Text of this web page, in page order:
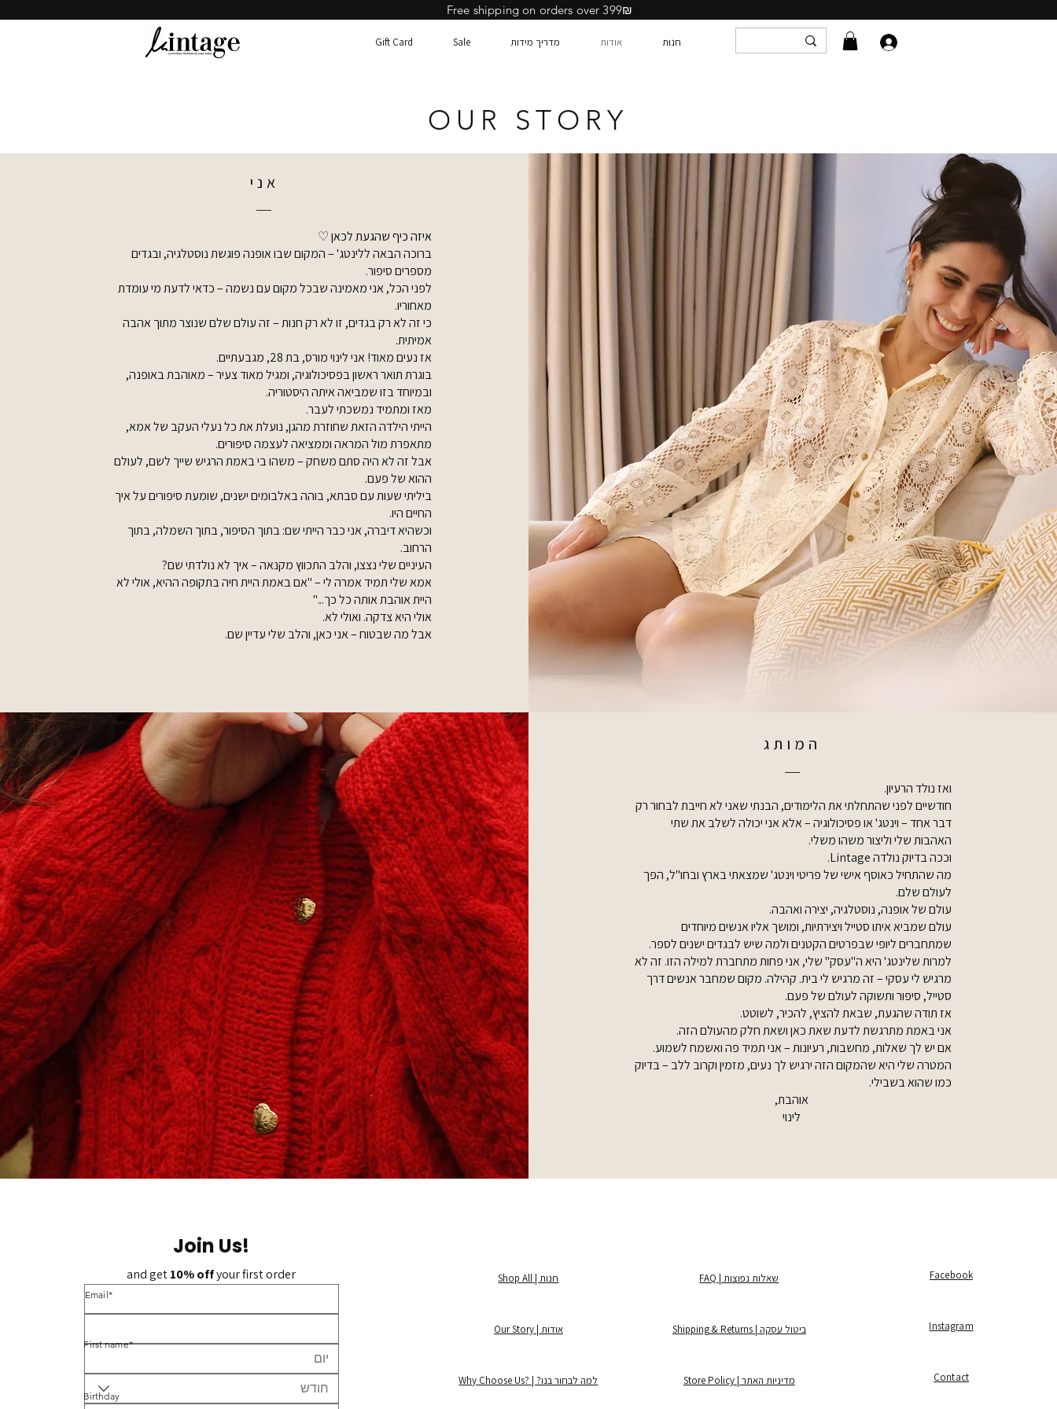
Free shipping on orders over 399₪
חנות אודות מדריך מידות Sale
Gift Card
OUR STORY
אני
​איזה כיף שהגעת לכאן ♡
ברוכה הבאה ללינטג' – המקום שבו אופנה פוגשת נוסטלגיה, ובגדים
מספרים סיפור.
לפני הכל, אני מאמינה שבכל מקום עם נשמה – כדאי לדעת מי עומדת
מאחוריו.
כי זה לא רק בגדים, זו לא רק חנות – זה עולם שלם שנוצר מתוך אהבה
אמיתית.
אז נעים מאוד! אני לינוי מורס, בת 28, מגבעתיים.
בוגרת תואר ראשון בפסיכולוגיה, ומגיל מאוד צעיר – מאוהבת באופנה,
ובמיוחד בזו שמביאה איתה היסטוריה.
מאז ומתמיד נמשכתי לעבר.
הייתי הילדה הזאת שחוזרת מהגן, נועלת את כל נעלי העקב של אמא,
מתאפרת מול המראה וממציאה לעצמה סיפורים.
אבל זה לא היה סתם משחק – משהו בי באמת הרגיש שייך לשם, לעולם
ההוא של פעם.
ביליתי שעות עם סבתא, בוהה באלבומים ישנים, שומעת סיפורים על איך
החיים היו.
וכשהיא דיברה, אני כבר הייתי שם: בתוך הסיפור, בתוך השמלה, בתוך
הרחוב.
העיניים שלי נצצו, והלב התכווץ מקנאה – איך לא נולדתי שם?
אמא שלי תמיד אמרה לי – "אם באמת היית חיה בתקופה ההיא, אולי לא
היית אוהבת אותה כל כך..."
אולי היא צדקה. ואולי לא.
אבל מה שבטוח – אני כאן, והלב שלי עדיין שם.
המותג
ואז נולד הרעיון.
חודשיים לפני שהתחלתי את הלימודים, הבנתי שאני לא חייבת לבחור רק
דבר אחד – וינטג' או פסיכולוגיה – אלא אני יכולה לשלב את שתי
האהבות שלי וליצור משהו משלי.
וככה בדיוק נולדה Lintage.
מה שהתחיל כאוסף אישי של פריטי וינטג' שמצאתי בארץ ובחו"ל, הפך
לעולם שלם.
עולם של אופנה, נוסטלגיה, יצירה ואהבה.
עולם שמביא איתו סטייל ויצירתיות, ומושך אליו אנשים מיוחדים
שמתחברים ליופי שבפרטים הקטנים ולמה שיש לבגדים ישנים לספר.
למרות שלינטג' היא ה"עסק" שלי, אני פחות מתחברת למילה הזו. זה לא
מרגיש לי עסקי – זה מרגיש לי בית. קהילה. מקום שמחבר אנשים דרך
סטייל, סיפור ותשוקה לעולם של פעם.
אז תודה שהגעת, שבאת להציץ, להכיר, לשוטט.
אני באמת מתרגשת לדעת שאת כאן ושאת חלק מהעולם הזה.
אם יש לך שאלות, מחשבות, רעיונות – אני תמיד פה ואשמח לשמוע.
המטרה שלי היא שהמקום הזה ירגיש לך נעים, מזמין וקרוב ללב – בדיוק
כמו שהוא בשבילי.
אוהבת,
לינוי
Join Us!
and get 10% off your first order
חודש
*Email
*First name
Birthday
חנות | Shop All
אודות | Our Story
למה לבחור בנו? | ?Why Choose Us
שאלות נפוצות | FAQ
ביטול עסקה | Shipping & Returns
מדיניות האתר | Store Policy
Facebook
Instagram
Contact